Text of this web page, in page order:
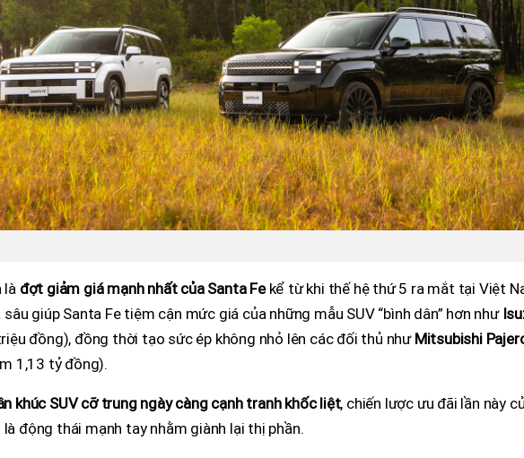
là đợt giảm giá mạnh nhất của Santa Fekể từ khi thế hệ thứ 5 ra mắt tại Việt
giúp Santa Fe tiệm cận mức giá của những mẫu SUV “bình dân” hơn như
đồng), đồng thời tạo sức ép không nhỏ lên các đối thủ như Mitsubishi
1,13 tỷ đồng).
khúc SUV cỡ trung ngày càng cạnh tranh khốc liệt, chiến lược ưu đãi lần này
động thái mạnh tay nhằm giành lại thị phần.